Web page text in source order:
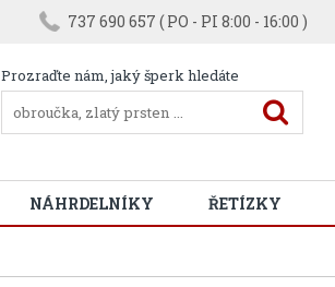
737 690 657 ( PO - PI 8:00 - 16:00 )
Prozraďte nám, jaký šperk hledáte
NÁHRDELNÍKY ŘETÍZKY